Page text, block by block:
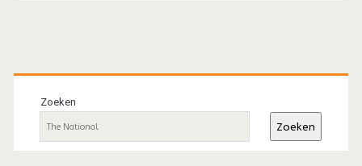
Primaire
sidebar
Zoeken
Zoeken